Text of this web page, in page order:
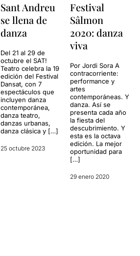
Sant Andreu
se llena de
danza
Del 21 al 29 de
octubre el SAT!
Teatro celebra la 19
edición del Festival
Dansat, con 7
espectáculos que
incluyen danza
contemporánea,
danza teatro,
danzas urbanas,
danza clásica y […]
25 octubre 2023
Festival
Sâlmon
2020: danza
viva
Por Jordi Sora A
contracorriente:
performance y
artes
contemporáneas. Y
danza. Así se
presenta cada año
la fiesta del
descubrimiento. Y
esta es la octava
edición. La mejor
oportunidad para
[…]
29 enero 2020